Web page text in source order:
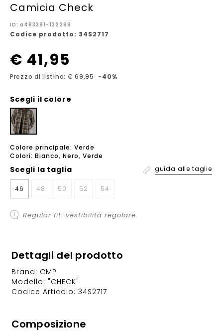
Camicia Check
ID: a483381-132288
Codice prodotto: 34S2717
€ 41,95
Prezzo di listino: € 69,95 -40%
Scegli il colore
Colore principale: Verde
Colori: Bianco, Nero, Verde
Scegli la taglia guida alle taglie
46 48 50 52 54
Regular fit: vestibilità regolare.
Dettagli del prodotto
Brand: CMP
Modello: "CHECK"
Codice Articolo: 34S2717
Composizione